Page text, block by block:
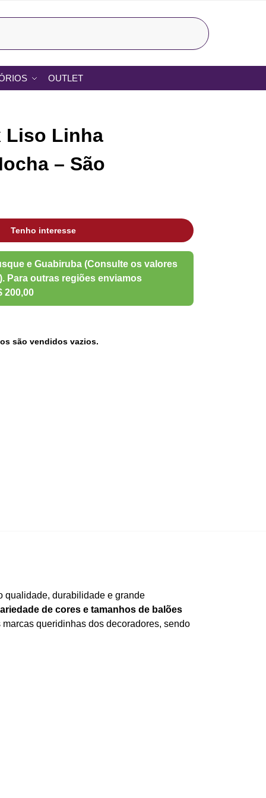
Pesquisar
OUTLET
Liso Linha
– São
Tenho interesse
são vendidos vazios.
qualidade, durabilidade e grande
de cores e tamanhos de balões
queridinhas dos decoradores, sendo